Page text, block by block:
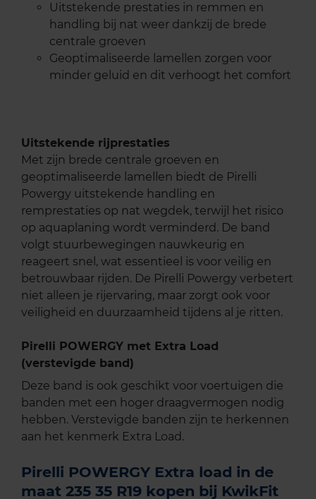
Uitstekende prestaties in remmen en
handling bij nat weer dankzij de brede
centrale groeven
Geoptimaliseerde lamellen zorgen voor
minder geluid en dit verhoogt het comfort
Uitstekende rijprestaties
Met zijn brede centrale groeven en
geoptimaliseerde lamellen biedt de Pirelli
Powergy uitstekende handling en
remprestaties op nat wegdek, terwijl het risico
op aquaplaning wordt verminderd. De band
volgt stuurbewegingen nauwkeurig en
reageert snel, wat essentieel is voor veilig en
betrouwbaar rijden. De Pirelli Powergy verbetert
niet alleen je rijervaring, maar zorgt ook voor
veiligheid en duurzaamheid tijdens al je ritten.
Pirelli POWERGY met Extra Load
(verstevigde band)
Deze band is ook geschikt voor voertuigen die
banden met een hoger draagvermogen nodig
hebben. Verstevigde banden zijn te herkennen
aan het kenmerk Extra Load.
Pirelli POWERGY Extra load in de
maat 235 35 R19 kopen bij KwikFit